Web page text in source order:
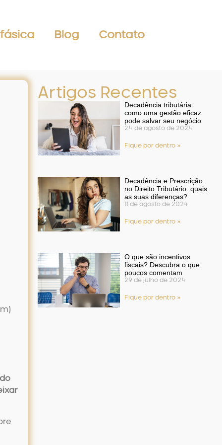
Blog Contato
Artigos Recentes
Decadência tributária:
como uma gestão eficaz
pode salvar seu negócio
24 de agosto de 2024
Fique por dentro »
Decadência e Prescrição
no Direito Tributário: quais
as suas diferenças?
11 de agosto de 2024
Fique por dentro »
O que são incentivos
fiscais? Descubra o que
poucos comentam
29 de julho de 2024
Fique por dentro »